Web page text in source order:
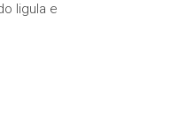
ligula e